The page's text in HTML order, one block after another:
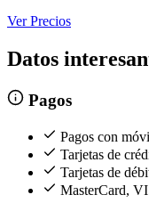
Ver Precios
Datos
Pagos
Pagos con
Tarjetas de
Tarjetas de
MasterCard,